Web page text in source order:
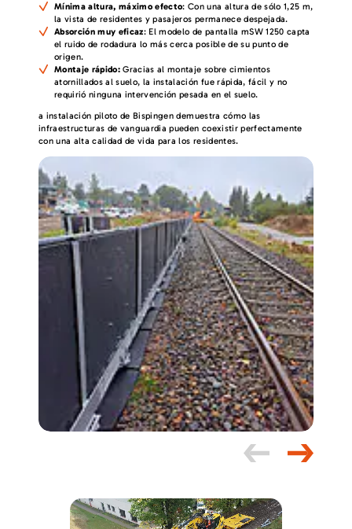
Mínima altura, máximo efecto: Con una altura de sólo 1,25 m,
la vista de residentes y pasajeros permanece despejada.
Absorción muy eficaz: El modelo de pantalla mSW 1250 capta
el ruido de rodadura lo más cerca posible de su punto de
origen.
Montaje rápido: Gracias al montaje sobre cimientos
atornillados al suelo, la instalación fue rápida, fácil y no
requirió ninguna intervención pesada en el suelo.
a instalación piloto de Bispingen demuestra cómo las
infraestructuras de vanguardia pueden coexistir perfectamente
con una alta calidad de vida para los residentes.